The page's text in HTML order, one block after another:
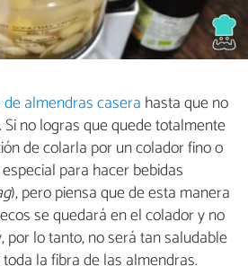
almendras casera hasta que no
no logras que quede totalmente
de colarla por un colador fino o
para hacer bebidas
), pero piensa que de esta manera
se quedará en el colador y no
por lo tanto, no será tan saludable
la fibra de las almendras.